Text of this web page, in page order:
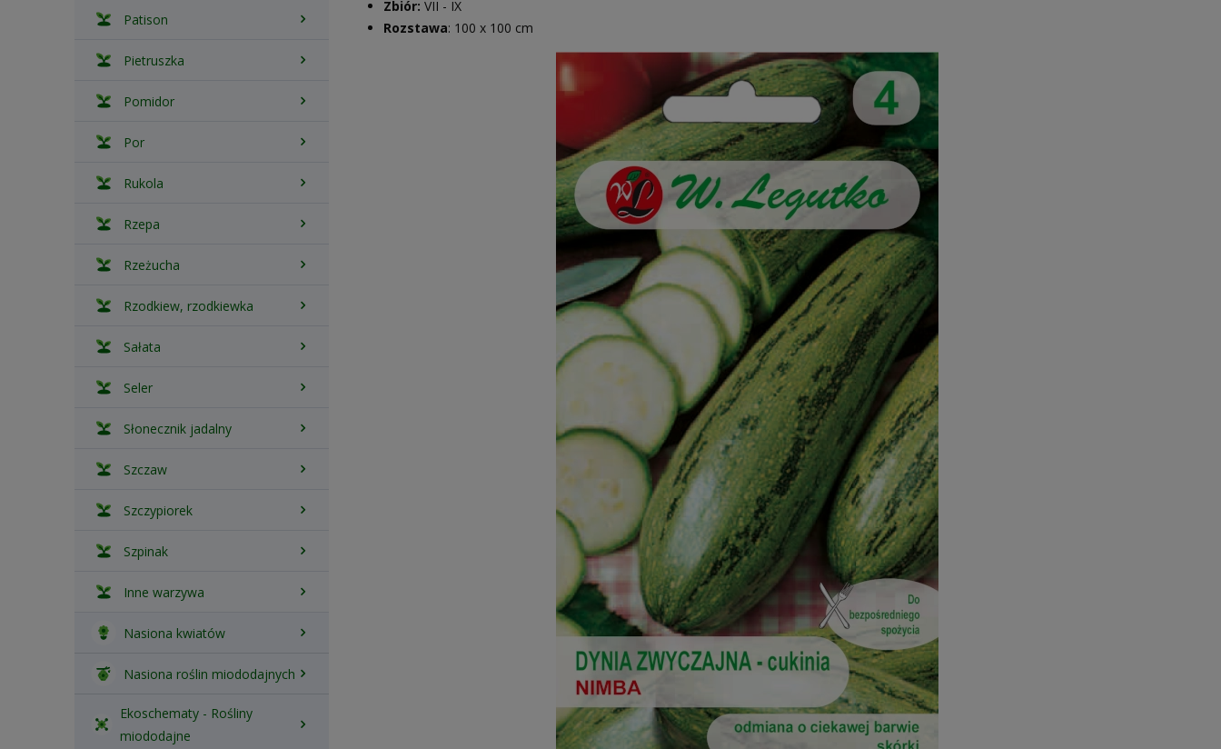
Patison
Pietruszka
Pomidor
Por
Rukola
Rzepa
Rzeżucha
Rzodkiew, rzodkiewka
Sałata
Seler
Słonecznik jadalny
Szczaw
Szczypiorek
Szpinak
Inne warzywa
Nasiona kwiatów
Nasiona roślin miododajnych
Ekoschematy - Rośliny
miododajne
Zbiór: VII - IX
Rozstawa: 100 x 100 cm